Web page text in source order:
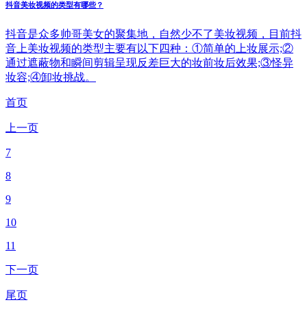
抖音美妆视频的类型有哪些？
抖音是众多帅哥美女的聚集地，自然少不了美妆视频，目前抖
音上美妆视频的类型主要有以下四种：①简单的上妆展示;②
通过遮蔽物和瞬间剪辑呈现反差巨大的妆前妆后效果;③怪异
妆容;④卸妆挑战。
首页
上一页
7
8
9
10
11
下一页
尾页